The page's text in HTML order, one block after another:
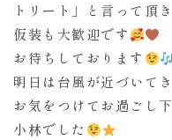
トリート」と言って頂
仮装も大歓迎です
お待ちしております
明日は台風が近づいて
お気をつけてお過ごし
小林でした